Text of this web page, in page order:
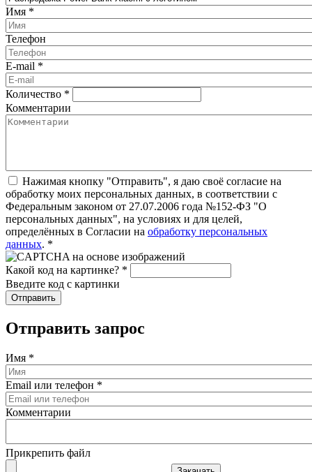
Имя *
Телефон
E-mail *
Количество *
Комментарии
Нажимая кнопку "Отправить", я даю своё согласие на
обработку моих персональных данных, в соответствии с
Федеральным законом от 27.07.2006 года №152-ФЗ "О
персональных данных", на условиях и для целей,
определённых в Согласии на обработку персональных
данных. *
Какой код на картинке? *
Введите код с картинки
Отправить запрос
Имя *
Email или телефон *
Комментарии
Прикрепить файл